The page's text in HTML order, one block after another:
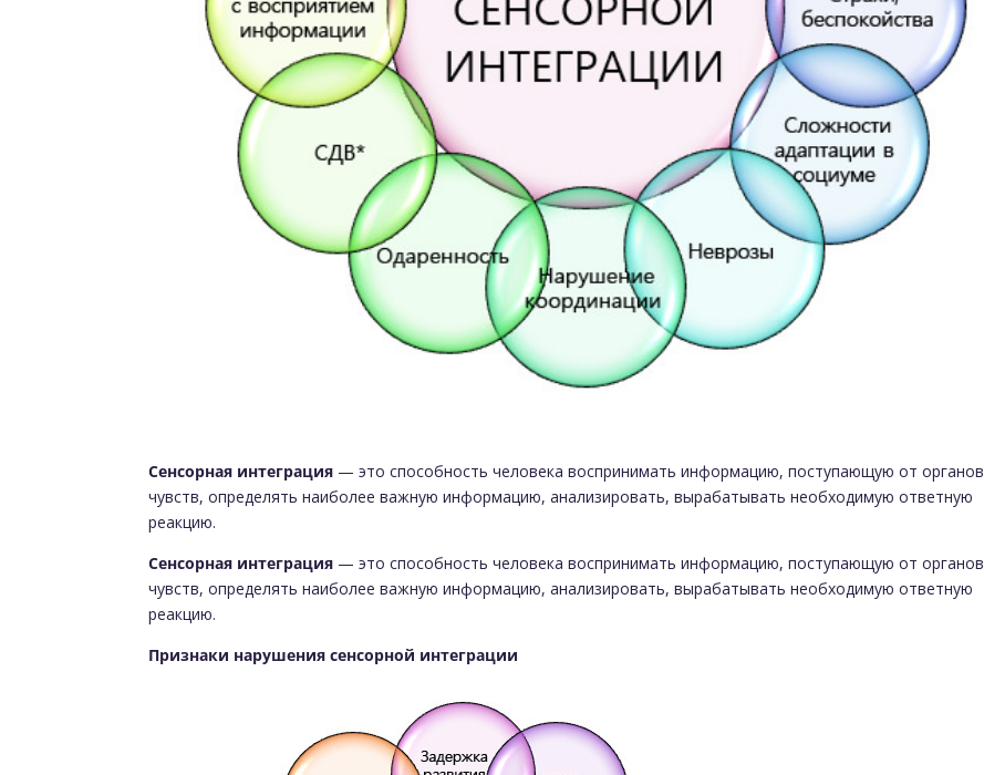
Сенсорная интеграция — это способность человека воспринимать информацию, поступающую от органов
чувств, определять наиболее важную информацию, анализировать, вырабатывать необходимую ответную
реакцию.
Сенсорная интеграция — это способность человека воспринимать информацию, поступающую от органов
чувств, определять наиболее важную информацию, анализировать, вырабатывать необходимую ответную
реакцию.
Признаки нарушения сенсорной интеграции